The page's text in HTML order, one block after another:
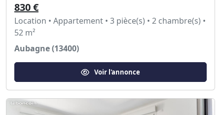
830 €
Location • Appartement • 3 pièce(s) • 2 chambre(s) •
52 m²
Aubagne (13400)
Voir l'annonce